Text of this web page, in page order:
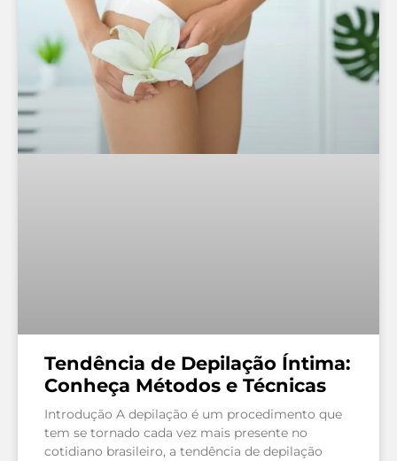
Tendência de Depilação Íntima:
Conheça Métodos e Técnicas
Introdução A depilação é um procedimento que
tem se tornado cada vez mais presente no
cotidiano brasileiro, a tendência de depilação